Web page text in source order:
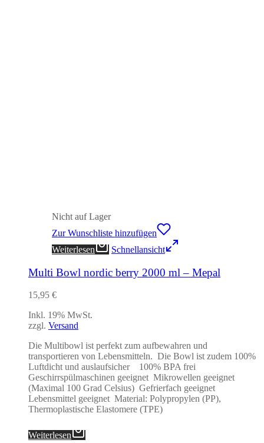
Nicht auf Lager
Zur Wunschliste hinzufügen
Weiterlesen
Schnellansicht
Multi Bowl nordic berry 2000 ml – Mepal
15,95 €
Inkl. 19% MwSt.
zzgl. Versand
Die Multibowl ist perfekt zum aufbewahren und
transportieren von Lebensmitteln. Die Bowl ist zudem 100%
Luftdicht und auslaufsicher 100% BPA frei
Geschirrspülmaschinen geeignet Mikrowellen geeignet
(Maximal 100 Grad Celsius) Gefrierfach geeignet
Lebensmittel geeignet Material: Polypropylen (PP),
Thermoplastische Elastomere (TPE)
Weiterlesen